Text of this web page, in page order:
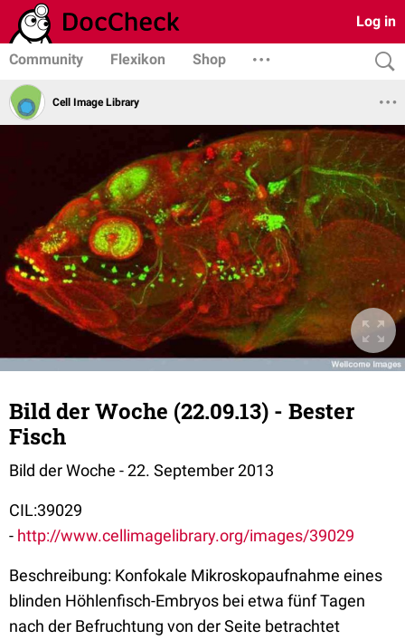
Log in
Community Flexikon Shop
Cell Image Library
Bild der Woche (22.09.13) - Bester
Fisch
Bild der Woche - 22. September 2013
CIL:39029
- http://www.cellimagelibrary.org/images/39029
Beschreibung: Konfokale Mikroskopaufnahme eines
blinden Höhlenfisch-Embryos bei etwa fünf Tagen
nach der Befruchtung von der Seite betrachtet